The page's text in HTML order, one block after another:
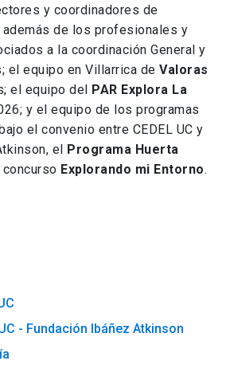
y coordinadores de
además de los profesionales y
a la coordinación General y
el equipo en Villarrica de Valoras
el equipo del PAR Explora La
y el equipo de los programas
el convenio entre CEDEL UC y
el Programa Huerta
Explorando mi Entorno.
- Fundación Ibáñez Atkinson